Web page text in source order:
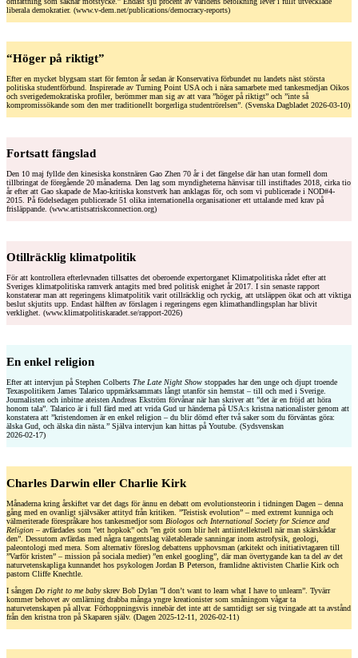
liberala demokratier. (www.v-dem.net/publications/democracy-reports)
“Höger på riktigt”
Efter en mycket blygsam start för femton år sedan är Konservativa förbundet nu landets näst största
politiska studentförbund. Inspirerade av Turning Point USA och i nära samarbete med tankesmedjan Oikos
och sverigedemokratiska profiler, berömmer man sig av att vara ”höger på riktigt” och ”inte så
kompromissökande som den mer traditionellt borgerliga studentrörelsen”. (Svenska Dagbladet 2026-03-10)
Fortsatt fängslad
Den 10 maj fyllde den kinesiska konstnären Gao Zhen 70 år i det fängelse där han utan formell dom
tillbringat de föregående 20 månaderna. Den lag som myndigheterna hänvisar till instiftades 2018, cirka tio
år efter att Gao skapade de Mao-kritiska konstverk han anklagas för, och som vi publicerade i NOD#4-
2015. På födelsedagen publicerade 51 olika internationella organisationer ett uttalande med krav på
frisläppande. (www.artistsatriskconnection.org)
Otillräcklig klimatpolitik
För att kontrollera efterlevnaden tillsattes det oberoende expertorganet Klimatpolitiska rådet efter att
Sveriges klimatpolitiska ramverk antagits med bred politisk enighet år 2017. I sin senaste rapport
konstaterar man att regeringens klimatpolitik varit otillräcklig och ryckig, att utsläppen ökat och att viktiga
beslut skjutits upp. Endast hälften av förslagen i regeringens egen klimathandlingsplan har blivit
verklighet. (www.klimatpolitiskaradet.se/rapport-2026)
En enkel religion
Efter att intervjun på Stephen Colberts The Late Night Show stoppades har den unge och djupt troende
Texaspolitikern James Talarico uppmärksammats långt utanför sin hemstat – till och med i Sverige.
Journalisten och inbitne ateisten Andreas Ekström förvånar när han skriver att ”det är en fröjd att höra
honom tala”. Talarico är i full färd med att vrida Gud ur händerna på USA:s kristna nationalister genom att
konstatera att ”kristendomen är en enkel religion – du blir dömd efter två saker som du förväntas göra:
älska Gud, och älska din nästa.” Själva intervjun kan hittas på Youtube. (Sydsvenskan
2026-02-17)
Charles Darwin eller Charlie Kirk
Månaderna kring årskiftet var det dags för ännu en debatt om evolutionsteorin i tidningen Dagen – denna
gång med en ovanligt självsäker attityd från kritiken. ”Teistisk evolution” – med extremt kunniga och
välmeriterade förespråkare hos tankesmedjor som Biologos och International Society for Science and
Religion – avfärdades som ”ett hopkok” och ”en gröt som blir helt antiintellektuell när man skärskådar
den”. Dessutom avfärdas med några tangentslag väletablerade sanningar inom astrofysik, geologi,
paleontologi med mera. Som alternativ föreslog debattens upphovsman (arkitekt och initiativtagaren till
”Varför kristen” – mission på sociala medier) ”en enkel googling”, där man övertygande kan ta del av det
naturvetenskapliga kunnandet hos psykologen Jordan B Peterson, framlidne aktivisten Charlie Kirk och
pastorn Cliffe Knechtle.
I sången Do right to me babyskrev Bob Dylan ”I don’t want to learn what I have to unlearn”. Tyvärr
kommer behovet av omlärning drabba många yngre kreationister som småningom vågar ta
naturvetenskapen på allvar. Förhoppningsvis innebär det inte att de samtidigt ser sig tvingade att ta avstånd
från den kristna tron på Skaparen själv. (Dagen 2025-12-11, 2026-02-11)